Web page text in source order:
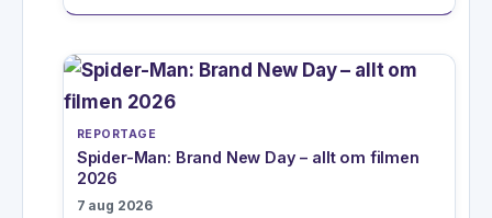
REPORTAGE
Spider-Man: Brand New Day – allt om filmen
2026
7 aug 2026